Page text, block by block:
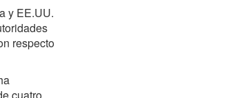
y EE.UU.
respecto